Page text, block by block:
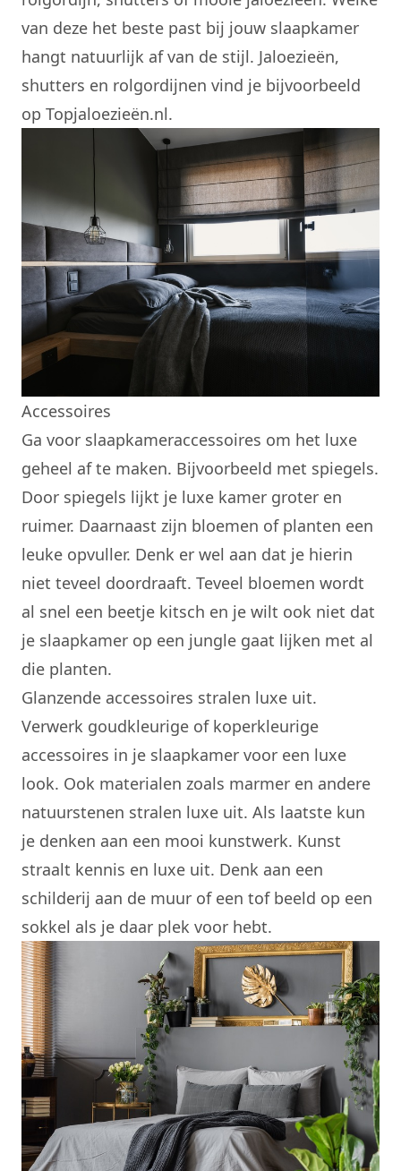
van deze het beste past bij jouw slaapkamer
hangt natuurlijk af van de stijl. Jaloezieën,
shutters en rolgordijnen vind je bijvoorbeeld
op Topjaloezieën.nl.
Accessoires
Ga voor slaapkameraccessoires om het luxe
geheel af te maken. Bijvoorbeeld met spiegels.
Door spiegels lijkt je luxe kamer groter en
ruimer. Daarnaast zijn bloemen of planten een
leuke opvuller. Denk er wel aan dat je hierin
niet teveel doordraaft. Teveel bloemen wordt
al snel een beetje kitsch en je wilt ook niet dat
je slaapkamer op een jungle gaat lijken met al
die planten.
Glanzende accessoires stralen luxe uit.
Verwerk goudkleurige of koperkleurige
accessoires in je slaapkamer voor een luxe
look. Ook materialen zoals marmer en andere
natuurstenen stralen luxe uit. Als laatste kun
je denken aan een mooi kunstwerk. Kunst
straalt kennis en luxe uit. Denk aan een
schilderij aan de muur of een tof beeld op een
sokkel als je daar plek voor hebt.